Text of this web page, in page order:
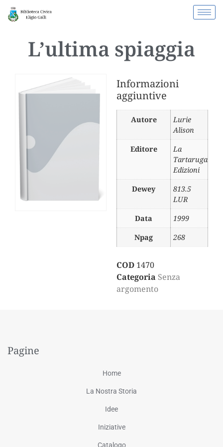
L’ultima spiaggia
Informazioni
aggiuntive
Autore
Lurie
Alison
Editore
La
Tartaruga
Edizioni
Dewey
813.5
LUR
Data
1999
Npag
268
COD 1470
Categoria Senza
argomento
Pagine
Home
La Nostra Storia
Idee
Iniziative
Catalogo